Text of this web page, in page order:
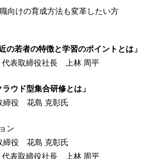
向けの育成方法も変革したい方
近の若者の特徴と学習のポイントとは」
締役社長 上林 周平
ウド型集合研修とは」
花島 克彰氏
ン
花島 克彰氏
締役社長 上林 周平